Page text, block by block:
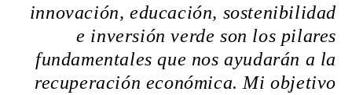
innovación, educación, sostenibilidad
e inversión verde son los pilares
fundamentales que nos ayudarán a la
recuperación económica. Mi objetivo